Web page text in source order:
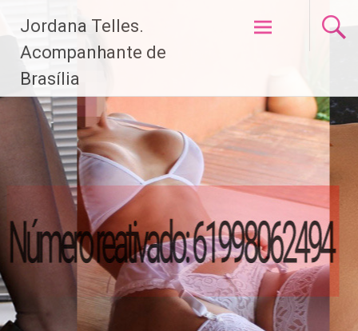
paraJordana Telles.
Acompanhante de
Brasília